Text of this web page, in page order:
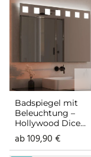
Badspiegel mit
Beleuchtung –
Hollywood Dice
oben
ab109,90€